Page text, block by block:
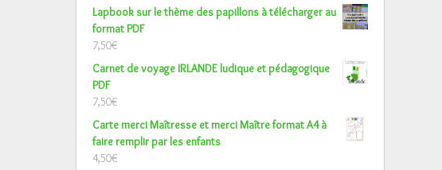
Lapbook sur le thème des papillons à télécharger au
format PDF
7,50€
Carnet de voyage IRLANDE ludique et pédagogique
PDF
7,50€
Carte merci Maîtresse et merci Maître format A4 à
faire remplir par les enfants
4,50€